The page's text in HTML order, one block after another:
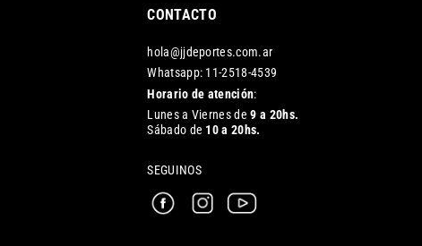
CONTACTO
hola@jjdeportes.com.ar
Whatsapp: 11-2518-4539
Horario de atención:
Lunes a Viernes de9 a 20hs.
Sábado de 10 a 20hs.
SEGUINOS